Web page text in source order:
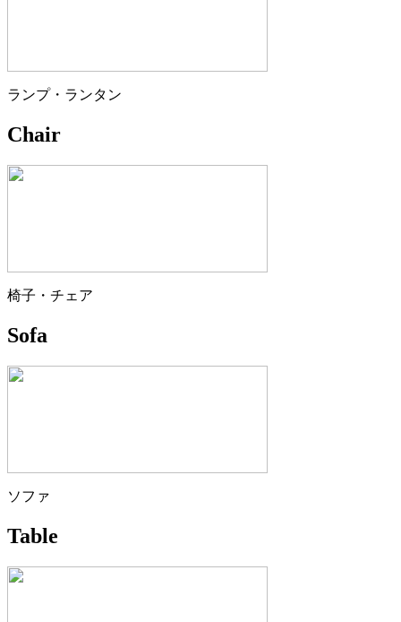
ランプ・ランタン
Chair
椅子・チェア
Sofa
ソファ
Table